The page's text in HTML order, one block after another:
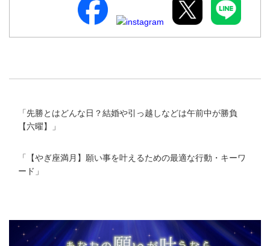
「先勝とはどんな日？結婚や引っ越しなどは午前中が勝負
【六曜】
」
「
【やぎ座満月】願い事を叶えるための最適な行動・キーワ
ード 」